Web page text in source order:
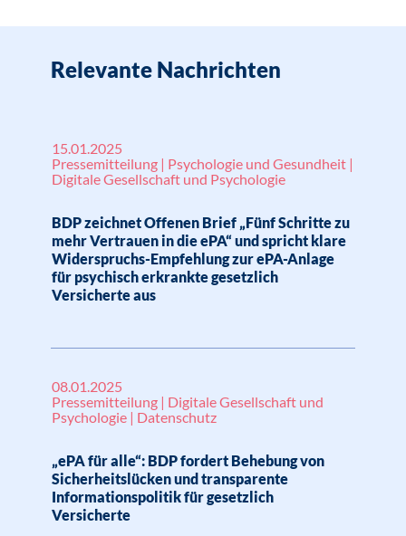
Relevante Nachrichten
15.01.2025
Pressemitteilung | Psychologie und Gesundheit |
Digitale Gesellschaft und Psychologie
BDP zeichnet Offenen Brief „Fünf Schritte zu
mehr Vertrauen in die ePA“ und spricht klare
Widerspruchs-Empfehlung zur ePA-Anlage
für psychisch erkrankte gesetzlich
Versicherte aus
08.01.2025
Pressemitteilung | Digitale Gesellschaft und
Psychologie | Datenschutz
„ePA für alle“: BDP fordert Behebung von
Sicherheitslücken und transparente
Informationspolitik für gesetzlich
Versicherte